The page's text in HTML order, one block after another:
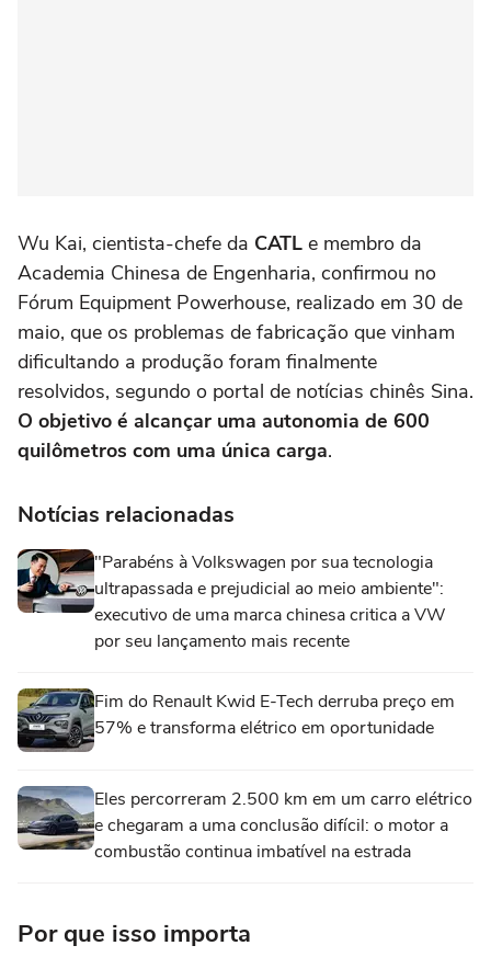
Wu Kai, cientista-chefe da CATL e membro da
Academia Chinesa de Engenharia, confirmou no
Fórum Equipment Powerhouse, realizado em 30 de
maio, que os problemas de fabricação que vinham
dificultando a produção foram finalmente
resolvidos, segundo o portal de notícias chinês Sina.
O objetivo é alcançar uma autonomia de 600
quilômetros com uma única carga.
Notícias relacionadas
"Parabéns à Volkswagen por sua tecnologia
ultrapassada e prejudicial ao meio ambiente":
executivo de uma marca chinesa critica a VW
por seu lançamento mais recente
Fim do Renault Kwid E-Tech derruba preço em
57% e transforma elétrico em oportunidade
Eles percorreram 2.500 km em um carro elétrico
e chegaram a uma conclusão difícil: o motor a
combustão continua imbatível na estrada
Por que isso importa